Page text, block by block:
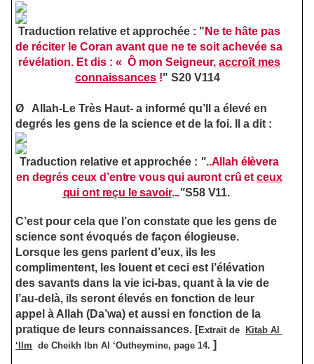
Traduction relative et approchée : " Ne te hâte pas
de réciter le Coran avant que ne te soit achevée sa
révélation. Et dis : « Ô mon Seigneur, accroît mes
connaissances !" S20 V114
Ø
Allah-Le Très Haut- a informé qu’Il a élevé en
degrés les gens de la science et de la foi. Il a dit :
Traduction relative et approchée : "..Allah élèvera
en degrés ceux d’entre vous qui auront crû etceux
qui ont reçu le savoir..."S58 V11.
C’est pour cela que l’on constate que les gens de
science sont évoqués de façon élogieuse.
Lorsque les gens parlent d’eux, ils les
complimentent, les louent et ceci est l’élévation
des savants dans la vie ici-bas, quant à la vie de
l’au-delà, ils seront élevés en fonction de leur
appel à Allah (Da’wa) et aussi en fonction de la
pratique de leurs connaissances. [Extrait deKitab Al
‘Ilm de Cheikh Ibn Al ‘Outheymine, page 14. ]